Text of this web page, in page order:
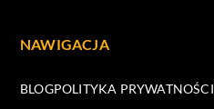
NAWIGACJA
BLOGPOLITYKA PRYWATNOŚCI